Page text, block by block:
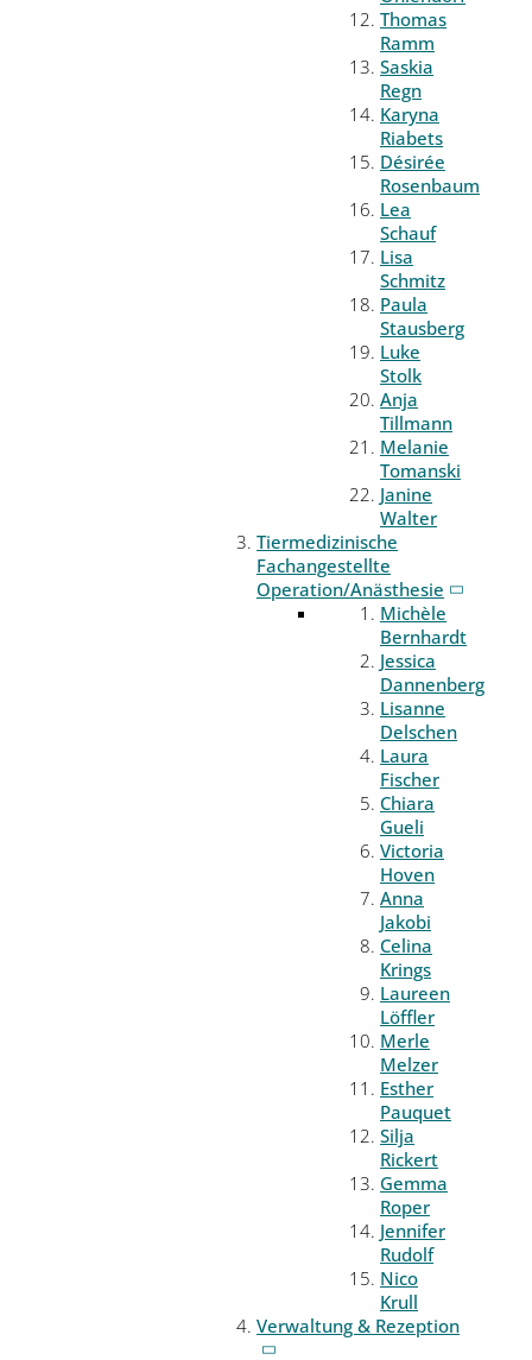
Thomas
Ramm
Saskia
Regn
Karyna
Riabets
Désirée
Rosenbaum
Lea
Schauf
Lisa
Schmitz
Paula
Stausberg
Luke
Stolk
Anja
Tillmann
Melanie
Tomanski
Janine
Walter
Tiermedizinische
Fachangestellte
Operation/Anästhesie
Michèle
Bernhardt
Jessica
Dannenberg
Lisanne
Delschen
Laura
Fischer
Chiara
Gueli
Victoria
Hoven
Anna
Jakobi
Celina
Krings
Laureen
Löffler
Merle
Melzer
Esther
Pauquet
Silja
Rickert
Gemma
Roper
Jennifer
Rudolf
Nico
Krull
Verwaltung & Rezeption